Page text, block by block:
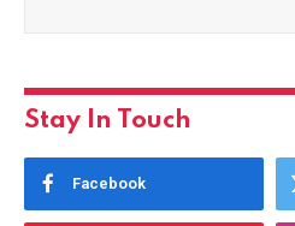
Stay In Touch
Facebook